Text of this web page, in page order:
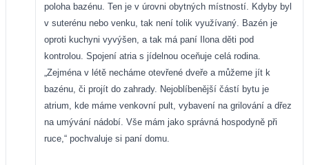
poloha bazénu. Ten je v úrovni obytných místností. Kdyby byl
v suterénu nebo venku, tak není tolik využívaný. Bazén je
oproti kuchyni vyvýšen, a tak má paní Ilona děti pod
kontrolou. Spojení atria s jídelnou oceňuje celá rodina.
„Zejména v létě necháme otevřené dveře a můžeme jít k
bazénu, či projít do zahrady. Nejoblíbenější částí bytu je
atrium, kde máme venkovní pult, vybavení na grilování a dřez
na umývání nádobí. Vše mám jako správná hospodyně při
ruce,“ pochvaluje si paní domu.